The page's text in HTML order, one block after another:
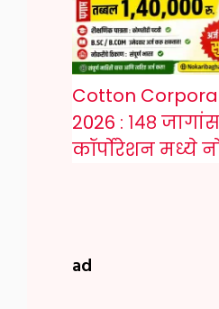
Cotton
2026 : १४८
कॉर्पोरेशन मध्ये
ad